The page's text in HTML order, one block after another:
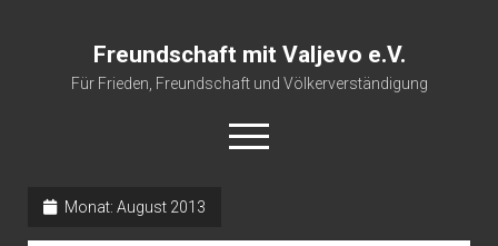
Freundschaft mit Valjevo e.V.
Für Frieden, Freundschaft und Völkerverständigung
open
menu
Monat: August 2013